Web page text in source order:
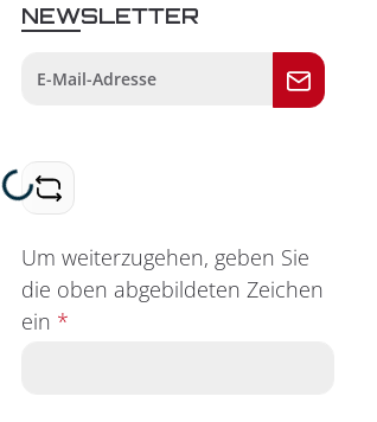
NEWSLETTER
Loading...
Um weiterzugehen, geben Sie
die oben abgebildeten Zeichen
ein *